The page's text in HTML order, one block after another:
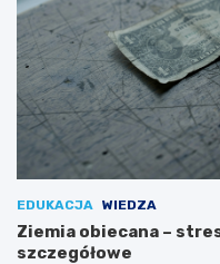
EDUKACJA WIEDZA
Ziemia obiecana –
szczegółowe